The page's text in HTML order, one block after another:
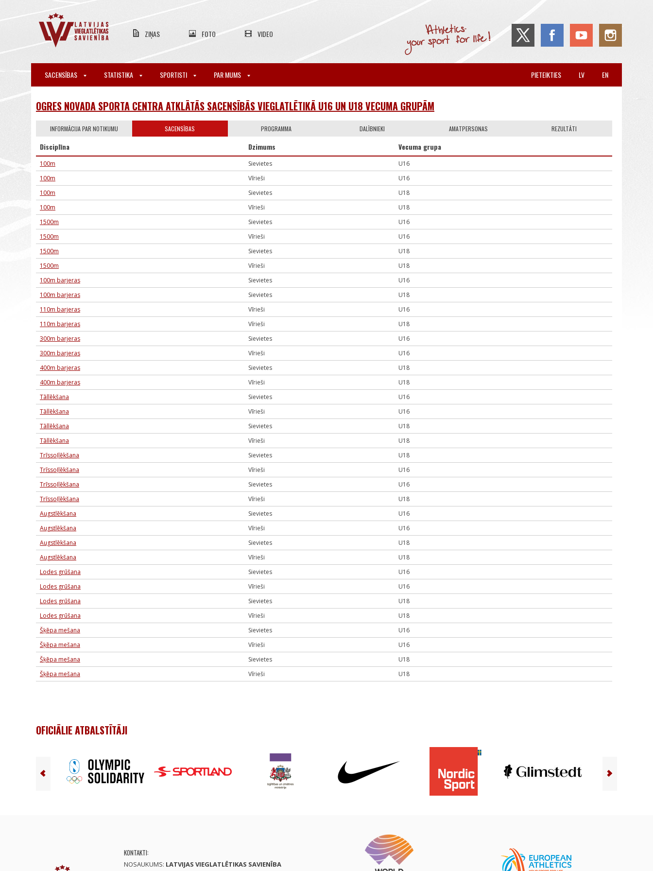
ZIŅAS FOTO VIDEO
SACENSĪBAS STATISTIKA SPORTISTI PAR MUMS EN
LV
PIETEIKTIES
OGRES NOVADA SPORTA CENTRA ATKLĀTĀS SACENSĪBĀS VIEGLATLĒTIKĀ U16 UN U18 VECUMA GRUPĀM
INFORMĀCIJA PAR NOTIKUMU SACENSĪBAS PROGRAMMA DALĪBNIEKI AMATPERSONAS REZULTĀTI
Disciplīna Dzimums Vecuma grupa
100m Sievietes
U16
100m
Vīrieši
U16
100m
Sievietes
U18
100m
Vīrieši
U18
1500m
Sievietes
U16
1500m
Vīrieši
U16
1500m
Sievietes
U18
1500m
Vīrieši
U18
100m barjeras
Sievietes
U16
100m barjeras
Sievietes
U18
110m barjeras
Vīrieši
U16
110m barjeras
Vīrieši
U18
300m barjeras
Sievietes
U16
300m barjeras
Vīrieši
U16
400m barjeras
Sievietes
U18
400m barjeras
Vīrieši
U18
Tāllēkšana
Sievietes
U16
Tāllēkšana
Vīrieši
U16
Tāllēkšana
Sievietes
U18
Tāllēkšana
Vīrieši
U18
Trīssoļlēkšana
Sievietes
U18
Trīssoļlēkšana
Vīrieši
U16
Trīssoļlēkšana
Sievietes
U16
Trīssoļlēkšana
Vīrieši
U18
Augstlēkšana
Sievietes
U16
Augstlēkšana
Vīrieši
U16
Augstlēkšana
Sievietes
U18
Augstlēkšana
Vīrieši
U18
Lodes grūšana
Sievietes
U16
Lodes grūšana
Vīrieši
U16
Lodes grūšana
Sievietes
U18
Lodes grūšana
Vīrieši
U18
Šķēpa mešana
Sievietes
U16
Šķēpa mešana
Vīrieši
U16
Šķēpa mešana
Sievietes
U18
Šķēpa mešana
Vīrieši U18
OFICIĀLIE ATBALSTĪTĀJI
KONTAKTI:
NOSAUKUMS: LATVIJAS VIEGLATLĒTIKAS SAVIENĪBA